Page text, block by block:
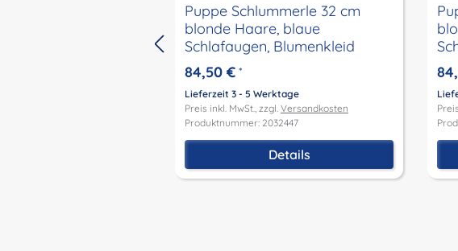
Puppe Schlummerle 32 cm
blonde Haare, blaue
Schlafaugen, Blumenkleid
84,50 € *
Lieferzeit 3 - 5 Werktage
Preis inkl. MwSt., zzgl. Versandkosten
Produktnummer: 2032447
Details